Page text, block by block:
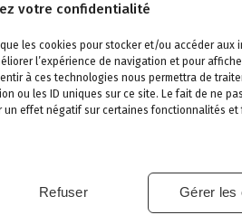
votre confidentialité
les cookies pour stocker et/ou accéder aux
l’expérience de navigation et pour
à ces technologies nous permettra de
ou les ID uniques sur ce site. Le fait de ne
un effet négatif sur certaines fonctionnalités et
Refuser Gérer les
sécurité maximale, discrétion
Wellin